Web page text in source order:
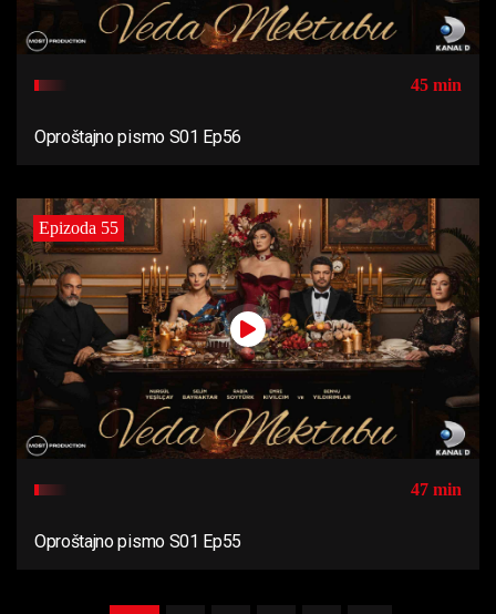
45 min
Oproštajno pismo S01 Ep56
Epizoda 55
47 min
Oproštajno pismo S01 Ep55